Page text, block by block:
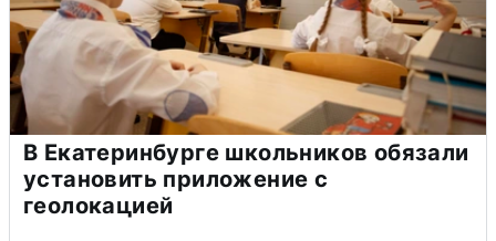
В Екатеринбурге школьников обязали
установить приложение с
геолокацией